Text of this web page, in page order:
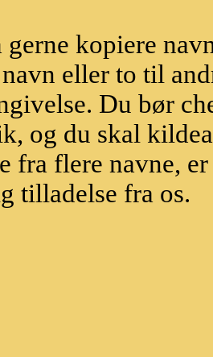
gerne kopiere
eller to til
Du bør
og du skal
fra flere navne,
tilladelse fra os.